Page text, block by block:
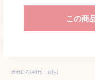
この商
ポポロろ(40代・女性)